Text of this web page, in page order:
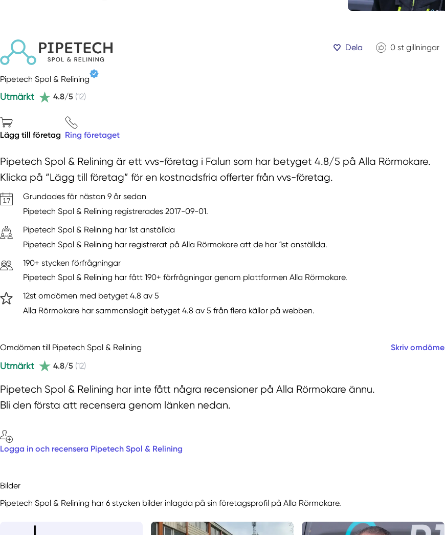
Dela 0 st gillningar
Pipetech Spol & Relining
Utmärkt 4.8/5 (12)
Lägg till företag Ring företaget
Pipetech Spol & Relining är ett vvs-företag i Falun som har betyget 4.8/5 på Alla Rörmokare.
Klicka på “Lägg till företag” för en kostnadsfria offerter från vvs-företag.
Grundades för nästan 9 år sedan
Pipetech Spol & Relining registrerades 2017-09-01.
Pipetech Spol & Relining har 1st anställda
Pipetech Spol & Relining har registrerat på Alla Rörmokare att de har 1st anställda.
190+ stycken förfrågningar
Pipetech Spol & Relining har fått 190+ förfrågningar genom plattformen Alla Rörmokare.
12st omdömen med betyget 4.8 av 5
Alla Rörmokare har sammanslagit betyget 4.8 av 5 från flera källor på webben.
Omdömen till Pipetech Spol & Relining
Utmärkt 4.8/5 (12)
Skriv omdöme
Pipetech Spol & Relining har inte fått några recensioner på Alla Rörmokare ännu.
Bli den första att recensera genom länken nedan.
Logga in och recensera Pipetech Spol & Relining
Bilder
Pipetech Spol & Relining har 6 stycken bilder inlagda på sin företagsprofil på Alla Rörmokare.